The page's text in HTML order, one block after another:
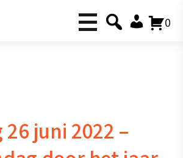
0
juni 2022 –